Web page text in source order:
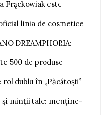
Frąckowiak este
linia de cosmetice
DREAMPHORIA:
500 de produse
dublu în „Păcătoșii”
și minții tale: menține-